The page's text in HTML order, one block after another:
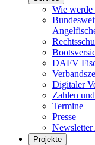
Wie
DAFV
Digitaler
Zahlen
Termine
Presse
Projekte